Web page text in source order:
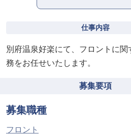
仕事内容
別府温泉好楽にて、フロントに関
務をお任せいたします。
募集要項
募集職種
フロント